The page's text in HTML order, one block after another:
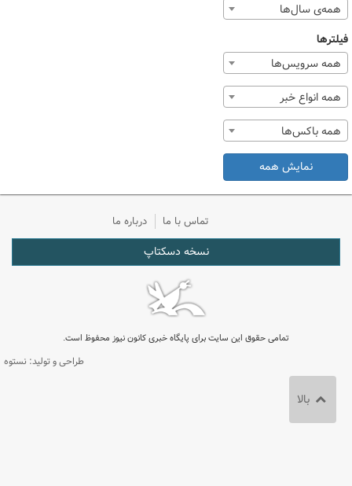
همه‌ی سال‌ها
فیلترها
همه سرویس‌ها
همه انواع خبر
همه باکس‌ها
نمایش همه
تماس با ما درباره ما
نسخه دسکتاپ
تمامی حقوق این سایت برای پایگاه خبری کانون نیوز محفوظ است.
طراحی و تولید: نستوه
بالا